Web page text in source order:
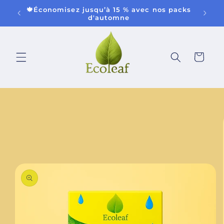
et passer
au
contenu
🍁Économisez jusqu’à 15 % avec nos packs
d'automne
Panier